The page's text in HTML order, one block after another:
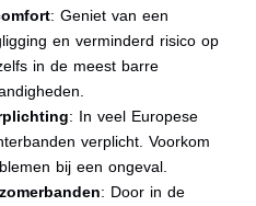
: Geniet van een
en verminderd risico op
in de meest barre
: In veel Europese
verplicht. Voorkom
bij een ongeval.
: Door in de